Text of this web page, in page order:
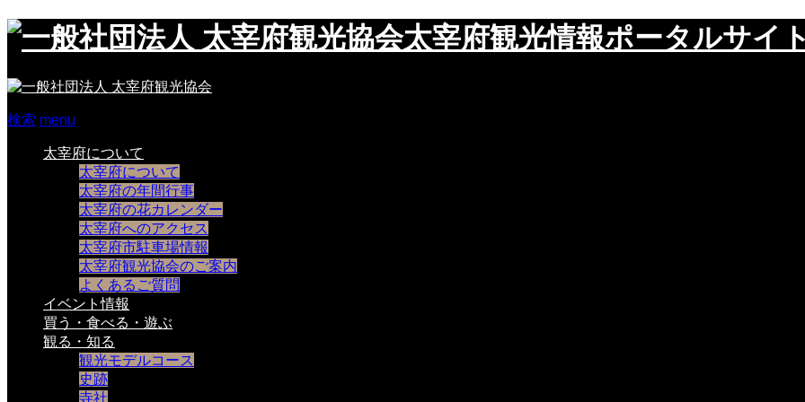
太宰府観光情報ポータルサイ
検索 menu
太宰府について
太宰府について
太宰府の年間行事
太宰府の花カレンダー
太宰府へのアクセス
太宰府市駐車場情報
太宰府観光協会のご案内
よくあるご質問
イベント情報
買う・食べる・遊ぶ
観る・知る
観光モデルコース
史跡
寺社